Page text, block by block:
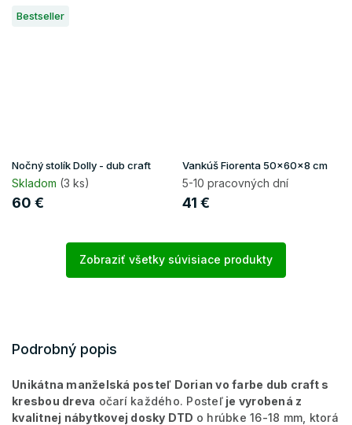
Bestseller
Nočný stolík Dolly - dub craft
Skladom (3 ks)
60 €
Vankúš Fiorenta 50x60x8 cm
5-10 pracovných dní
41 €
Zobraziť všetky súvisiace produkty
Podrobný popis
Unikátna manželská posteľ Dorian vo farbe dub craft s
kresbou dreva očarí každého. Posteľje vyrobená z
kvalitnej nábytkovej dosky DTD o hrúbke 16-18 mm, ktorá